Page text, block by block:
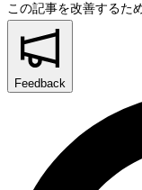
この記事を改善するた
Feedback